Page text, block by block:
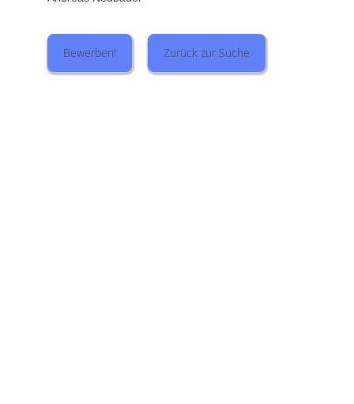
Bewerben! Zurück zur Suche